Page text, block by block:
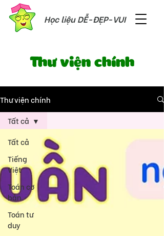
Học liệu DỄ-ĐẸP-VUI
Thư viện chính
Thư viện chính
Tất cả
Tiếng
Việt
Toán cơ
bản
Toán tư
duy
Tất cả